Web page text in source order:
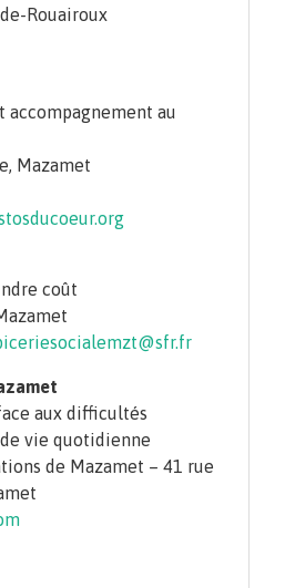
Rouairoux
au
Mazamet
coût
aux difficultés
vie quotidienne
de Mazamet – 41 rue